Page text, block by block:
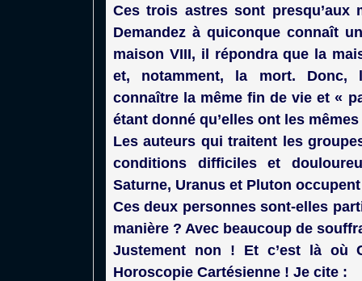
Ces trois astres sont presqu’aux
Demandez à quiconque connaît
maison VIII, il répondra que la
et, notamment, la mort. Donc,
connaître la même fin de vie et «
étant donné qu’elles ont les
Les auteurs qui traitent les
conditions difficiles et
Saturne, Uranus et Pluton
Ces deux personnes sont-elles
manière ? Avec beaucoup de
Justement non ! Et c’est là où
Horoscopie Cartésienne ! Je cite :